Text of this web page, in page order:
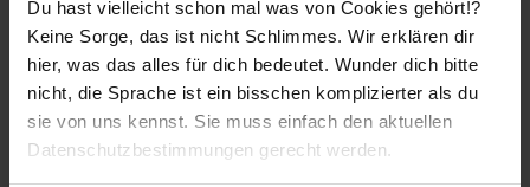
Du hast vielleicht schon mal was von Cookies gehört!?
Keine Sorge, das ist nicht Schlimmes. Wir erklären dir
hier, was das alles für dich bedeutet. Wunder dich bitte
nicht, die Sprache ist ein bisschen komplizierter als du
sie von uns kennst. Sie muss einfach den aktuellen
Datenschutzbestimmungen gerecht werden.
Wie gefällt dir dein Ausbildungsberuf?
Der Ausbildungsberuf gefällt mir sehr. Es gibt jeden Tag
neue Herausforderungen die bewältigt werden
müssen. Wer Motiviert ist im Team zu arbeiten, ein
gutes Eigeninteresse besitzt und Probleme als